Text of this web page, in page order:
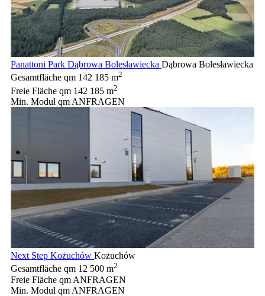
Panattoni Park Dąbrowa Bolesławiecka Dąbrowa Bolesławiecka
Gesamtfläche qm 142 185 m2
Freie Fläche qm 142 185 m2
Min. Modul qm ANFRAGEN
Next Step Kożuchów Kożuchów
Gesamtfläche qm 12 500 m2
Freie Fläche qm ANFRAGEN
Min. Modul qm ANFRAGEN